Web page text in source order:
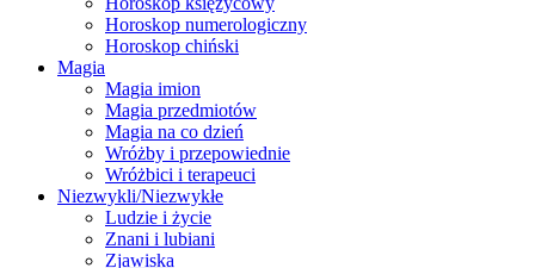
Horoskop numerologiczny
Horoskop chiński
Magia
Magia imion
Magia przedmiotów
Magia na co dzień
Wróżby i przepowiednie
Wróżbici i terapeuci
Niezwykli/Niezwykłe
Ludzie i życie
Znani i lubiani
Zjawiska